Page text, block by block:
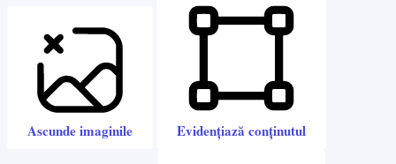
Ascunde imaginile Evidențiază conținutul